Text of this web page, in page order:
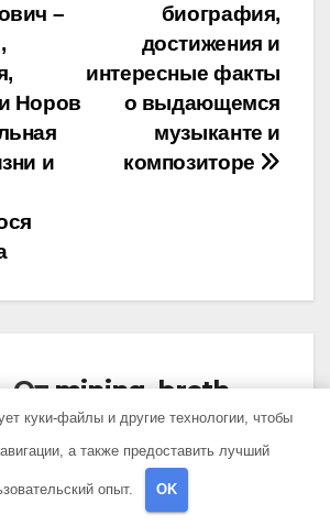
биография,
достижения и
интересные факты
о выдающемся
музыканте и
композиторе
–
Норов
и
Отmining_broth
куки-файлы и другие технологии, чтобы
а также предоставить лучший
опыт. OK